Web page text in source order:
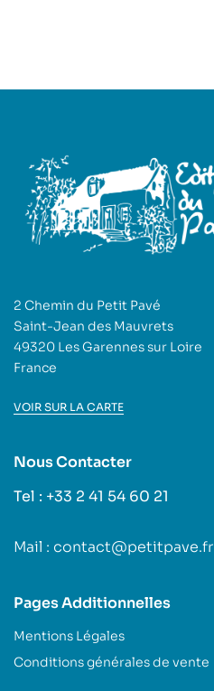
2 Chemin du Petit Pavé
Saint-Jean des Mauvrets
49320 Les Garennes sur Loire
France
VOIR SUR LA CARTE
Nous Contacter
Tel : +33 2 41 54 60 21
Mail : contact@petitpave.fr
Pages Additionnelles
Mentions Légales
Conditions générales de vente